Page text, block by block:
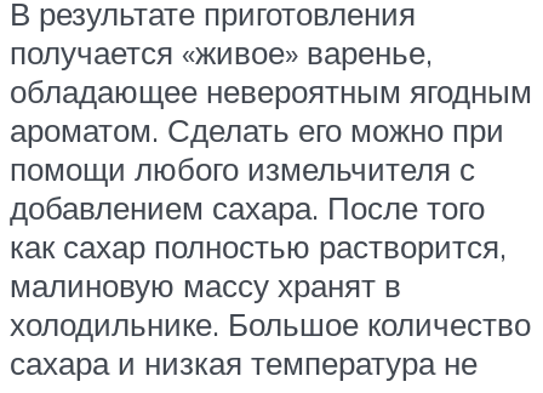
В результате приготовления
получается «живое» варенье,
обладающее невероятным ягодным
ароматом. Сделать его можно при
помощи любого измельчителя с
добавлением сахара. После того
как сахар полностью растворится,
малиновую массу хранят в
холодильнике. Большое количество
сахара и низкая температура не